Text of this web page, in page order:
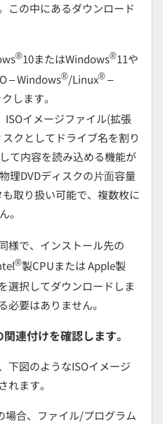
この中にあるダウンロード
®10またはWindows®11や
– Windows®/Linux®–
します。
ISOイメージファイル(拡張
クとしてドライブ名を割り
て内容を読み込める機能が
理DVDディスクの⽚⾯容量
取り扱い可能で、複数枚に
。
様で、インストール先の
®製CPUまたは Apple製
選択してダウンロードしま
必要はありません。
連付けを確認します。
下図のようなISOイメージ
れます。
場合、ファイル/プログラム